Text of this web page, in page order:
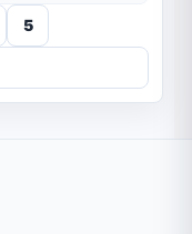
5